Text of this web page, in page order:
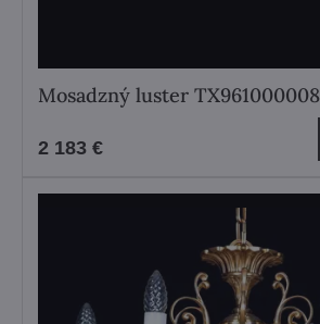
Mosadzný luster TX961000008
2 183 €